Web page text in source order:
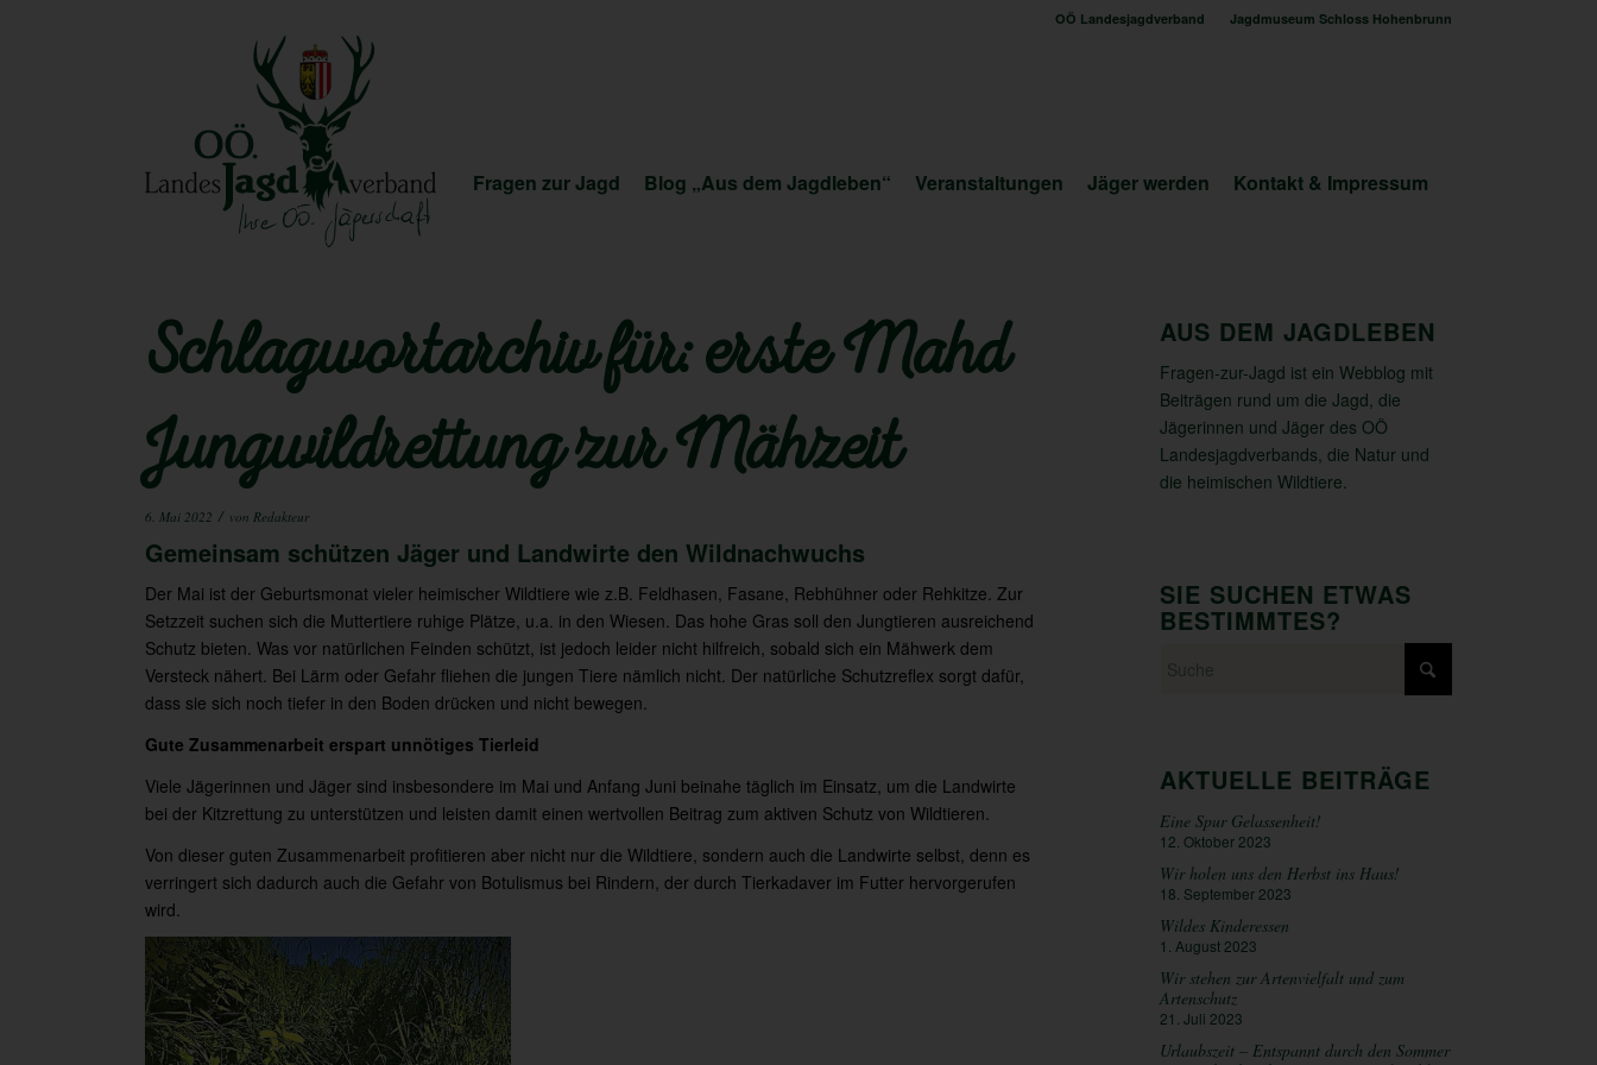
OÖ Landesjagdverband Jagdmuseum Schloss Hohenbrunn
Fragen zur Jagd Blog „Aus dem Jagdleben“ Veranstaltungen Jäger werden Kontakt & Impressum
Schlagwortarchiv für:erste Mahd
Jungwildrettung zur Mähzeit
6. Mai 2022 / von Redakteur
Gemeinsam schützen Jäger und Landwirte den Wildnachwuchs
Der Mai ist der Geburtsmonat vieler heimischer Wildtiere wie z.B. Feldhasen, Fasane, Rebhühner oder Rehkitze. Zur
Setzzeit suchen sich die Muttertiere ruhige Plätze, u.a. in den Wiesen. Das hohe Gras soll den Jungtieren ausreichend
Schutz bieten. Was vor natürlichen Feinden schützt, ist jedoch leider nicht hilfreich, sobald sich ein Mähwerk dem
Versteck nähert. Bei Lärm oder Gefahr fliehen die jungen Tiere nämlich nicht. Der natürliche Schutzreflex sorgt dafür,
dass sie sich noch tiefer in den Boden drücken und nicht bewegen.
Gute Zusammenarbeit erspart unnötiges Tierleid
Viele Jägerinnen und Jäger sind insbesondere im Mai und Anfang Juni beinahe täglich im Einsatz, um die Landwirte
bei der Kitzrettung zu unterstützen und leisten damit einen wertvollen Beitrag zum aktiven Schutz von Wildtieren.
Von dieser guten Zusammenarbeit profitieren aber nicht nur die Wildtiere, sondern auch die Landwirte selbst, denn es
verringert sich dadurch auch die Gefahr von Botulismus bei Rindern, der durch Tierkadaver im Futter hervorgerufen
wird.
AUS DEM JAGDLEBEN
Fragen-zur-Jagd ist ein Webblog mit
Beiträgen rund um die Jagd, die
Jägerinnen und Jäger des OÖ
Landesjagdverbands, die Natur und
die heimischen Wildtiere.
SIE SUCHEN ETWAS
BESTIMMTES?
AKTUELLE BEITRÄGE
Eine Spur Gelassenheit!
12. Oktober 2023
Wir holen uns den Herbst ins Haus!
18. September 2023
Wildes Kinderessen
1. August 2023
Wir stehen zur Artenvielfalt und zum
Artenschutz
21. Juli 2023
Urlaubszeit – Entspannt durch den Sommer